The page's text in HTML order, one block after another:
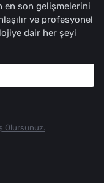
en son gelişmelerini
ve profesyonel
dair her şeyi
Olursunuz.